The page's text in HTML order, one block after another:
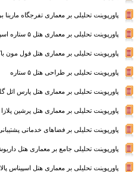
پاورپوینت تحلیلی بر معماری تفرجگاه مارینا
پاورپوینت تحلیلی بر معماری هتل ۵ ستاره اسپیناس پالاس تهران
پاورپوینت تحلیلی بر معماری هتل فول مون
پاورپوینت تحلیلی بر طراحی هتل ۵ ستاره
پاورپوینت تحلیلی بر معماری هتل پارس ائل
پاورپوینت تحلیلی بر معماری هتل پرشین پلازا
پاورپوینت تحلیلی بر فضاهای خدماتی
پاورپوینت تحلیلی جامع بر معماری هتل
پاورپوینت تحلیلی بر معماری هتل اسپیناس